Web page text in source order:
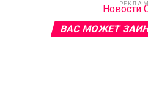
Новости
ВАС МОЖЕТ